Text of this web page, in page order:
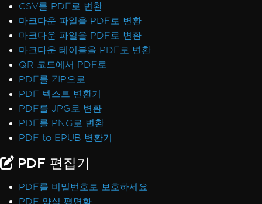
CSV를 PDF로 변환
마크다운 파일을 PDF로 변환
마크다운 파일을 PDF로 변환
마크다운 테이블을 PDF로 변환
QR 코드에서 PDF로
PDF를 ZIP으로
PDF 텍스트 변환기
PDF를 JPG로 변환
PDF를 PNG로 변환
PDF to EPUB 변환기
PDF 편집기
PDF를 비밀번호로 보호하세요
PDF 양식 평면화